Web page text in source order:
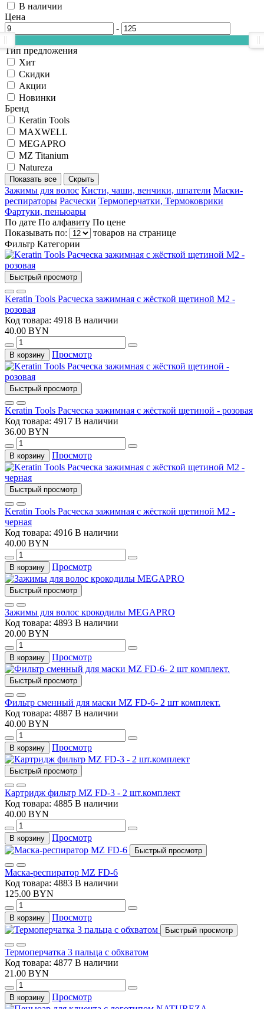
В наличии
Цена
-
Тип предложения
Хит
Скидки
Акции
Новинки
Бренд
Keratin Tools
MAXWELL
MEGAPRO
MZ Titanium
Natureza
Показать все Скрыть
Зажимы для волос Кисти, чаши, венчики, шпатели Маски-
респираторы Расчески Термоперчатки, Термоковрики
Фартуки, пеньюары
По дате По алфавиту По цене
Показывать по:
товаров на странице
Фильтр Категории
Быстрый просмотр
Keratin Tools Расческа зажимная с жёсткой щетиной М2 -
розовая
Код товара: 4918 В наличии
40.00 BYN
В корзину Просмотр
Быстрый просмотр
Keratin Tools Расческа зажимная с жёсткой щетиной - розовая
Код товара: 4917 В наличии
36.00 BYN
В корзину Просмотр
Быстрый просмотр
Keratin Tools Расческа зажимная с жёсткой щетиной М2 -
черная
Код товара: 4916 В наличии
40.00 BYN
В корзину Просмотр
Быстрый просмотр
Зажимы для волос крокодилы MEGAPRO
Код товара: 4893 В наличии
20.00 BYN
В корзину Просмотр
Быстрый просмотр
Фильтр сменный для маски MZ FD-6- 2 шт комплект.
Код товара: 4887 В наличии
40.00 BYN
В корзину Просмотр
Быстрый просмотр
Картридж фильтр MZ FD-3 - 2 шт.комплект
Код товара: 4885 В наличии
40.00 BYN
В корзину Просмотр
Быстрый просмотр
Маска-респиратор MZ FD-6
Код товара: 4883 В наличии
125.00 BYN
В корзину Просмотр
Быстрый просмотр
Термоперчатка 3 пальца с обхватом
Код товара: 4877 В наличии
21.00 BYN
В корзину Просмотр